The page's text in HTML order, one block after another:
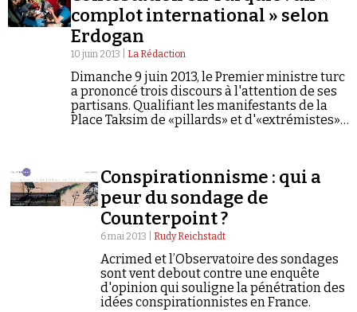
complot international » selon
Erdogan
10 juin 2013 | La Rédaction
Dimanche 9 juin 2013, le Premier ministre turc
a prononcé trois discours à l'attention de ses
partisans. Qualifiant les manifestants de la
Place Taksim de «pillards» et d'«extrémistes»,
Conspirationnisme : qui a
peur du sondage de
Counterpoint ?
6 mai 2013 | Rudy Reichstadt
Acrimed et l’Observatoire des sondages
sont vent debout contre une enquête
d'opinion qui souligne la pénétration des
idées conspirationnistes en France.